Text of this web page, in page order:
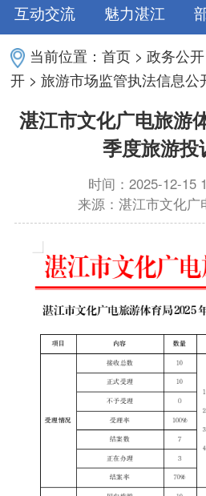
互动交流
魅力湛江
当前位置：首页 >政务公开
开 >旅游市场监管执法信息公
湛江市文化广电旅游
季度旅游投
时间：2025-12-15
来源：湛江市文化广